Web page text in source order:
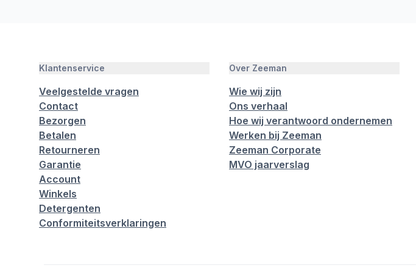
Klantenservice
Veelgestelde vragen
Contact
Bezorgen
Betalen
Retourneren
Garantie
Account
Winkels
Detergenten
Conformiteitsverklaringen
Over Zeeman
Wie wij zijn
Ons verhaal
Hoe wij verantwoord ondernemen
Werken bij Zeeman
Zeeman Corporate
MVO jaarverslag